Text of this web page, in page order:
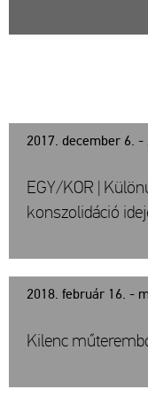
2017. december 6. -
EGY/KOR |
konszolidáció
2018. február 16. -
Kilenc